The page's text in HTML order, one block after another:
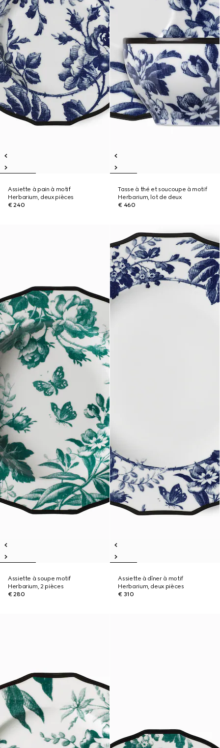
Assiette à pain à motif
Herbarium, deux pièces
€ 240
Tasse à thé et soucoupe à motif
Herbarium, lot de deux
€ 460
Assiette à soupe motif
Herbarium, 2 pièces
€ 280
Assiette à dîner à motif
Herbarium, deux pièces
€ 310